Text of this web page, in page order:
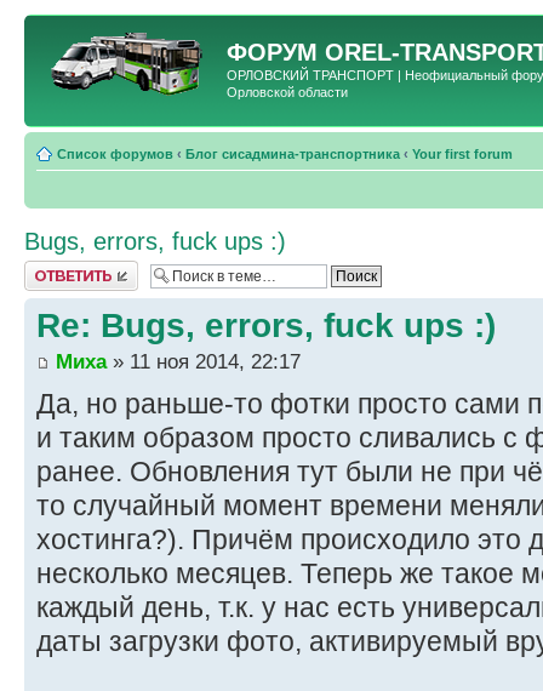
ФОРУМ OREL-
ОРЛОВСКИЙ ТРАНСПОРТ | Неофициальный форум
Орловской области
Список форумов ‹ Блог сисадмина-транспортника ‹ Your first forum
Bugs, errors, fuck ups :)
Ответить
Re: Bugs, errors, fuck ups :)
Миха» 11 ноя 2014, 22:17
Да, но раньше-то фотки просто сами
и таким образом просто сливались с
ранее. Обновления тут были не при
то случайный момент времени меняли
хостинга?). Причём происходило это
несколько месяцев. Теперь же такое
каждый день, т.к. у нас есть
даты загрузки фото, активируемый